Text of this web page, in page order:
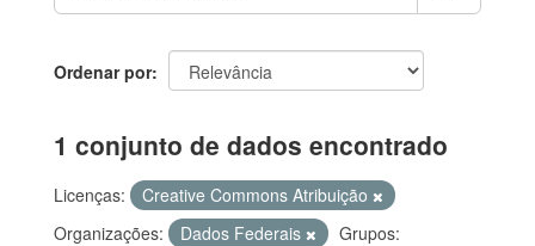
Ordenar por
1 conjunto de dados encontrado
Licenças:
Creative Commons Atribuição
Organizações:
Dados Federais
Grupos: